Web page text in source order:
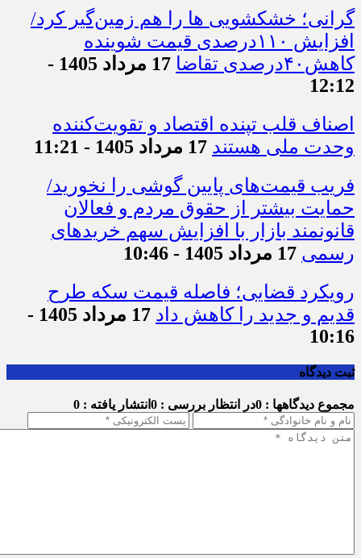
گرانی؛ خشکشویی‌ ها را هم زمین‌گیر کرد/
افزایش ۱۱۰درصدی قیمت شوینده
کاهش۴۰درصدی تقاضا
17 مرداد 1405 -
12:12
اصناف قلب تپنده اقتصاد و تقویت‌کننده
وحدت ملی هستند 17 مرداد 1405 - 11:21
فریب قیمت‌های پایین گوشی را نخورید/
حمایت بیشتر از حقوق مردم و فعالان
قانونمند بازار با افزایش سهم خریدهای
رسمی 17 مرداد 1405 - 10:46
رویکرد قضایی؛ فاصله قیمت سکه طرح
قدیم و جدید را کاهش داد
17 مرداد 1405 -
10:16
ثبت دیدگاه
مجموع دیدگاهها : 0 در انتظار بررسی : 0 انتشار یافته : 0